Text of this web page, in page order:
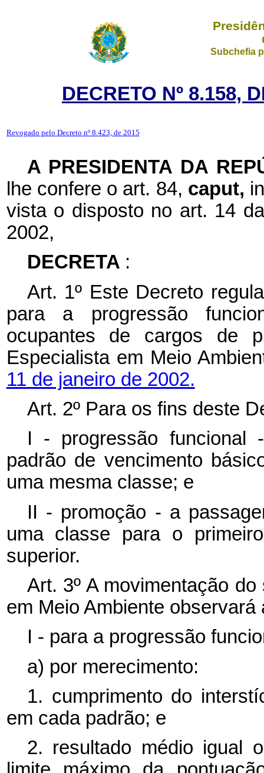
Subchefia
DECRETO Nº 8.158,
Revogado pelo Decreto nº 8.423, de 2015
A PRESIDENTA DA
lhe confere o art. 84, caput,
vista o disposto no art. 14
2002,
DECRETA :
Art. 1º Este Decreto
para a progressão
ocupantes de cargos de
Especialista em Meio
11 de janeiro de 2002.
Art. 2º Para os fins deste
I - progressão funcional
padrão de vencimento
uma mesma classe; e
II - promoção - a
uma classe para o
superior.
Art. 3º A movimentação
em Meio Ambiente
I - para a progressão
a) por merecimento:
1. cumprimento do
em cada padrão; e
2. resultado médio igual